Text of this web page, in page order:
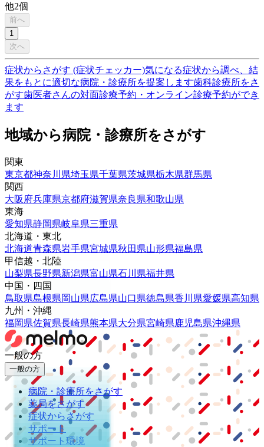
他2個
前へ
1
次へ
症状からさがす (症状チェッカー)気になる症状から調べ、結
果をもとに適切な病院・診療所を提案します歯科診療所をさ
がす歯医者さんの対面診療予約・オンライン診療予約ができ
ます
地域から病院・診療所をさがす
関東
東京都神奈川県埼玉県千葉県茨城県栃木県群馬県
関西
大阪府兵庫県京都府滋賀県奈良県和歌山県
東海
愛知県静岡県岐阜県三重県
北海道・東北
北海道青森県岩手県宮城県秋田県山形県福島県
甲信越・北陸
山梨県長野県新潟県富山県石川県福井県
中国・四国
鳥取県島根県岡山県広島県山口県徳島県香川県愛媛県高知県
九州・沖縄
福岡県佐賀県長崎県熊本県大分県宮崎県鹿児島県沖縄県
一般の方
一般の方
病院・診療所をさがす
薬局をさがす
症状からさがす
サポート
サポート環境